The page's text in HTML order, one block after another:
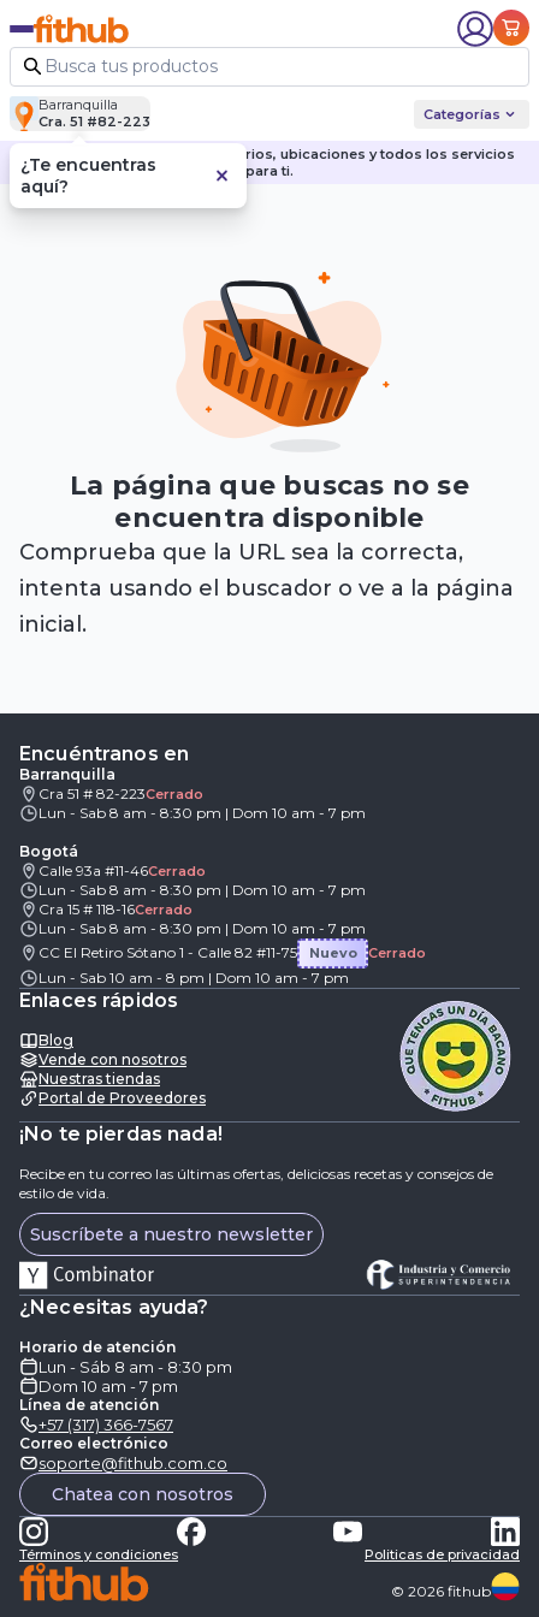
Barranquilla
Cra. 51 #82-223
Categorías
Descubre nuestras sedes, horarios, ubicaciones y todos los servicios
para ti.
La página que buscas no se
encuentra disponible
Comprueba que la URL sea la correcta,
intenta usando el buscador o ve a la página
inicial.
Encuéntranos en
Barranquilla
Cra 51 # 82-223Cerrado
Lun - Sab 8 am - 8:30 pm | Dom 10 am - 7 pm
Bogotá
Calle 93a #11-46Cerrado
Lun - Sab 8 am - 8:30 pm | Dom 10 am - 7 pm
Cra 15 # 118-16Cerrado
Lun - Sab 8 am - 8:30 pm | Dom 10 am - 7 pm
CC El Retiro Sótano 1 - Calle 82 #11-75
Nuevo Cerrado
Lun - Sab 10 am - 8 pm | Dom 10 am - 7 pm
Enlaces rápidos
Blog
Vende con nosotros
Nuestras tiendas
Portal de Proveedores
¡No te pierdas nada!
Recibe en tu correo las últimas ofertas, deliciosas recetas y consejos de
estilo de vida.
Suscríbete a nuestro newsletter
¿Necesitas ayuda?
Horario de atención
Lun - Sáb 8 am - 8:30 pm
Dom 10 am - 7 pm
Línea de atención
+57 (317) 366-7567
Correo electrónico
soporte@fithub.com.co
Chatea con nosotros
Términos y condiciones Politicas de privacidad
© 2026 fithub
¿Te encuentras
aquí?